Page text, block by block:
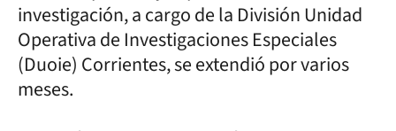
investigación, a cargo de la División Unidad
Operativa de Investigaciones Especiales
(Duoie) Corrientes, se extendió por varios
meses.